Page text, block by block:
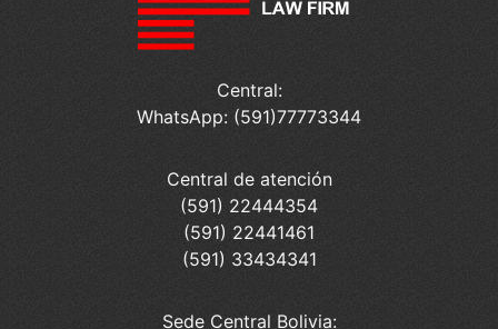
Central:
WhatsApp: (591)77773344
Central de atención
(591) 22444354
(591) 22441461
(591) 33434341
Sede Central Bolivia: